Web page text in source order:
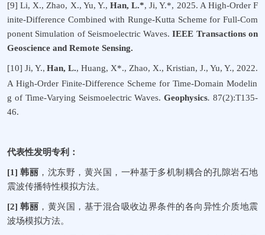
[9]Li, X., Zhao, X., Yu, Y.,Han, L.*, Ji, Y.*, 2025. A High-Order F
inite-Difference Combined with Runge-Kutta Scheme for Full-Com
ponent Simulation of Seismoelectric Waves.IEEE Transactions on
Geoscience and Remote Sensing.
[10] Ji, Y., Han, L., Huang, X*., Zhao, X., Kristian, J., Yu, Y., 2022.
A High-Order Finite-Difference Scheme for Time-Domain Modelin
g of Time-Varying Seismoelectric Waves.Geophysics. 87(2):T135-
46.
代表性发明专利：
[1]韩丽 ， 沈东野 ， 黄兴国 ，一种基于多机制耦合的孔隙岩石地
震波传播特性模拟方法。
[2]韩丽 ， 黄兴国 ，基于混合吸收边界条件的各向异性介质地震
波场模拟方法。